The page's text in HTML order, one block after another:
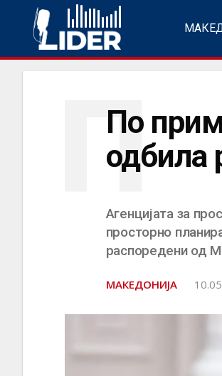
По
одбила
П
Агенцијата за
просторно
распоредени од
МАКЕДОНИЈА